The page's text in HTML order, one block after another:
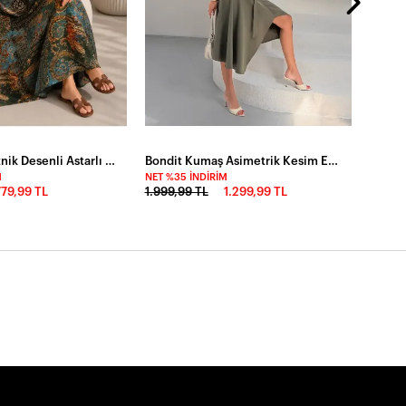
Petrol Yeşili Etnik Desenli Astarlı Maxi Etek
TL
Bondit Kumaş Asimetrik Kesim Etek Haki
NET %35 İNDIRIM
1.999,99 TL 1.299,99 TL